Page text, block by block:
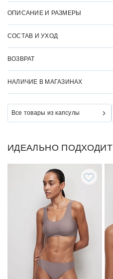
ОПИСАНИЕ И РАЗМЕРЫ
СОСТАВ И УХОД
ВОЗВРАТ
НАЛИЧИЕ В МАГАЗИНАХ
Все товары из капсулы
ИДЕАЛЬНО ПОДХОДИТ